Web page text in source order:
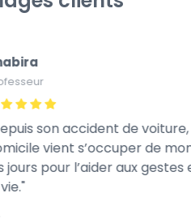
son accident de
vient s’occuper de
jours pour l’aider aux gestes